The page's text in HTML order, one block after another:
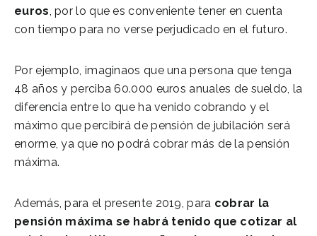
euros, por lo que es conveniente tener en cuenta
con tiempo para no verse perjudicado en el futuro.
Por ejemplo, imaginaos que una persona que tenga
48 años y perciba 60.000 euros anuales de sueldo, la
diferencia entre lo que ha venido cobrando y el
máximo que percibirá de pensión de jubilación será
enorme, ya que no podrá cobrar más de la pensión
máxima.
Además, para el presente 2019, para cobrar la
pensión máxima se habrá tenido que cotizar al